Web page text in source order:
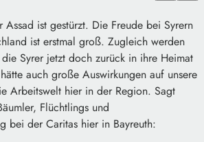
Assad ist gestürzt. Die Freude bei Syrern
ist erstmal groß. Zugleich werden
Syrer jetzt doch zurück in ihre Heimat
auch große Auswirkungen auf unsere
Arbeitswelt hier in der Region. Sagt
Flüchtlings und
bei der Caritas hier in Bayreuth: